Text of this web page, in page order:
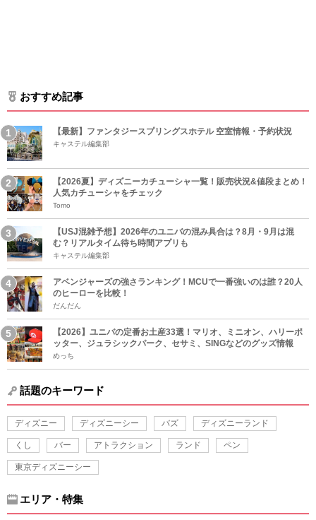
おすすめ記事
【最新】ファンタジースプリングスホテル 空室情報・予約状況
キャステル編集部
【2026夏】ディズニーカチューシャ一覧！販売状況&値段まとめ！
人気カチューシャをチェック
Tomo
【USJ混雑予想】2026年のユニバの混み具合は？8月・9月は混
む？リアルタイム待ち時間アプリも
キャステル編集部
アベンジャーズの強さランキング！MCUで一番強いのは誰？20人
のヒーローを比較！
だんだん
【2026】ユニバの定番お土産33選！マリオ、ミニオン、ハリーポ
ッター、ジュラシックパーク、セサミ、SINGなどのグッズ情報
めっち
話題のキーワード
ディズニー ディズニーシー バズ ディズニーランド
くし バー アトラクション ランド ペン
東京ディズニーシー
エリア・特集